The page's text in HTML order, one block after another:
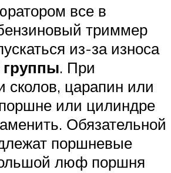
все в
триммер
из-за износа
. При
сколов, царапин или
или цилиндре
Обязательной
поршневые
люф поршня